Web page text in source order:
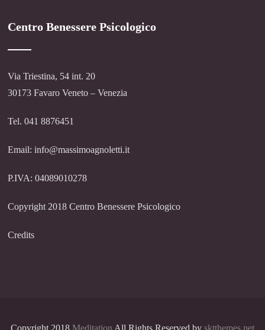
Centro Benessere Psicologico
Via Triestina, 54 int. 20
30173 Favaro Veneto – Venezia
Tel. 041 8876451
Email: info@massimoagnoletti.it
P.IVA: 04089010278
Copyright 2018 Centro Benessere Psicologico
Credits
Copyright 2018 Meditation All Rights Reserved by sktthemes.net